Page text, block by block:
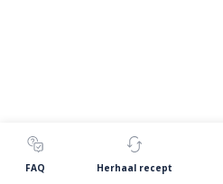
FAQ Herhaal recept